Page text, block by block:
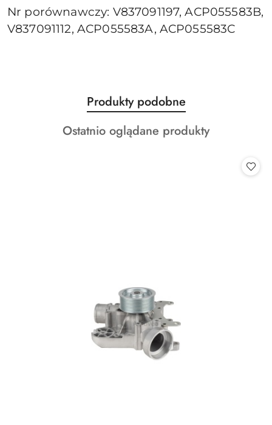
Nr porównawczy: V837091197, ACP055583B,
V837091112, ACP055583A, ACP055583C
Pomiń karuzelę produktów
Produkty
o
statusie:
Produkty podobne
Produkty
Ostatnio oglądane produkty